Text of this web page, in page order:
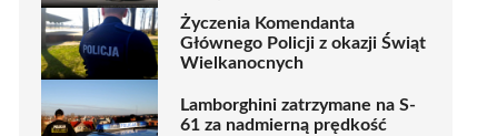
Życzenia Komendanta
Głównego Policji z okazji Świąt
Wielkanocnych
Lamborghini zatrzymane na S-
61 za nadmierną prędkość